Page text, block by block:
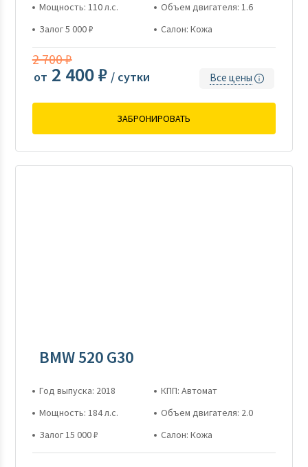
Мощность: 110 л.с.
Объем двигателя: 1.6
Залог 5 000 ₽
Салон: Кожа
2 700 ₽
от 2 400 ₽ / сутки Все цены
ЗАБРОНИРОВАТЬ
BMW 520 G30
Год выпуска: 2018
КПП: Автомат
Мощность: 184 л.с.
Объем двигателя: 2.0
Залог 15 000 ₽
Салон: Кожа